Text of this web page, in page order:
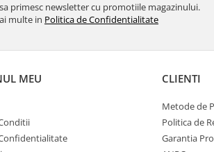
primesc newsletter cu promotiile magazinului.
multe in Politica de Confidentialitate
MEU CLIENTI
Metode de
Politica de
Garantia